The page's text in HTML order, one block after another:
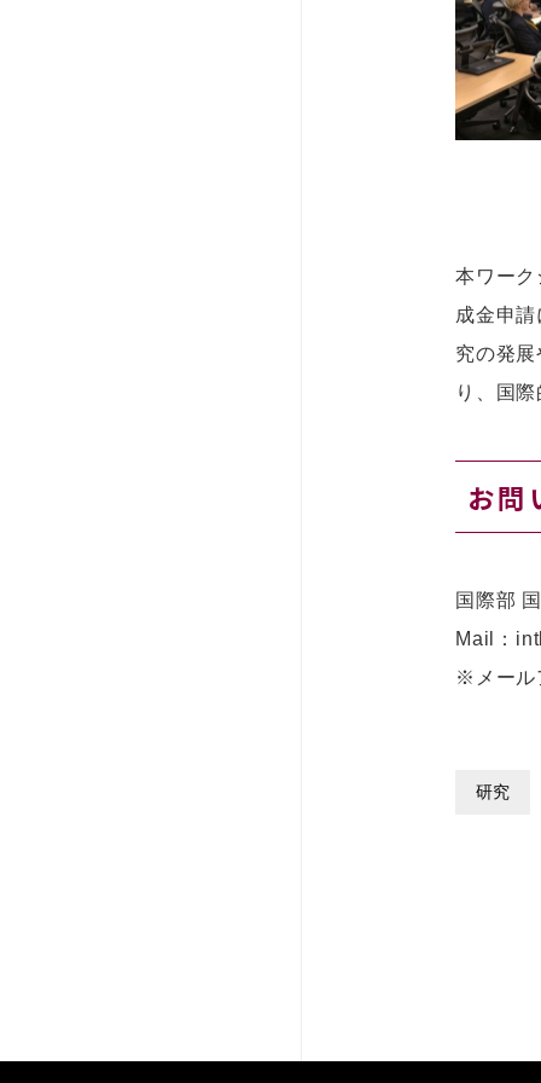
本ワー
成金申
究の発
り、国
お問
国際部
Mail：
※メール
研究